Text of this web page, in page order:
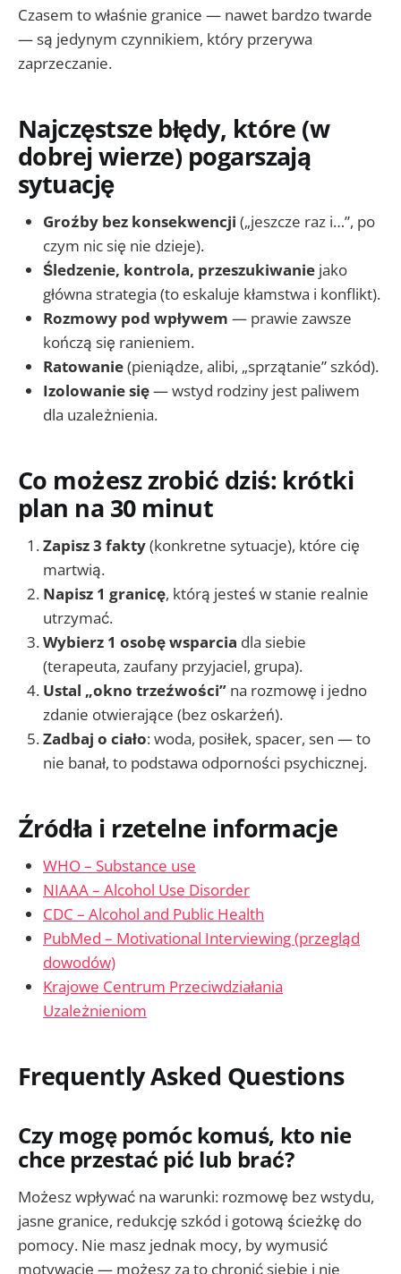
Czasem to właśnie granice — nawet bardzo twarde
— są jedynym czynnikiem, który przerywa
zaprzeczanie.
Najczęstsze błędy, które (w
dobrej wierze) pogarszają
sytuację
Groźby bez konsekwencji („jeszcze raz i…”, po
czym nic się nie dzieje).
Śledzenie, kontrola, przeszukiwanie jako
główna strategia (to eskaluje kłamstwa i konflikt).
Rozmowy pod wpływem — prawie zawsze
kończą się ranieniem.
Ratowanie(pieniądze, alibi, „sprzątanie” szkód).
Izolowanie się— wstyd rodziny jest paliwem
dla uzależnienia.
Co możesz zrobić dziś: krótki
plan na 30 minut
Zapisz 3 fakty(konkretne sytuacje), które cię
martwią.
Napisz 1 granicę, którą jesteś w stanie realnie
utrzymać.
Wybierz 1 osobę wsparcia dla siebie
(terapeuta, zaufany przyjaciel, grupa).
Ustal „okno trzeźwości” na rozmowę i jedno
zdanie otwierające (bez oskarżeń).
Zadbaj o ciało: woda, posiłek, spacer, sen — to
nie banał, to podstawa odporności psychicznej.
Źródła i rzetelne informacje
WHO – Substance use
NIAAA – Alcohol Use Disorder
CDC – Alcohol and Public Health
PubMed – Motivational Interviewing (przegląd
dowodów)
Krajowe Centrum Przeciwdziałania
Uzależnieniom
Frequently Asked Questions
Czy mogę pomóc komuś, kto nie
chce przestać pić lub brać?
Możesz wpływać na warunki: rozmowę bez wstydu,
jasne granice, redukcję szkód i gotową ścieżkę do
pomocy. Nie masz jednak mocy, by wymusić
motywację — możesz za to chronić siebie i nie